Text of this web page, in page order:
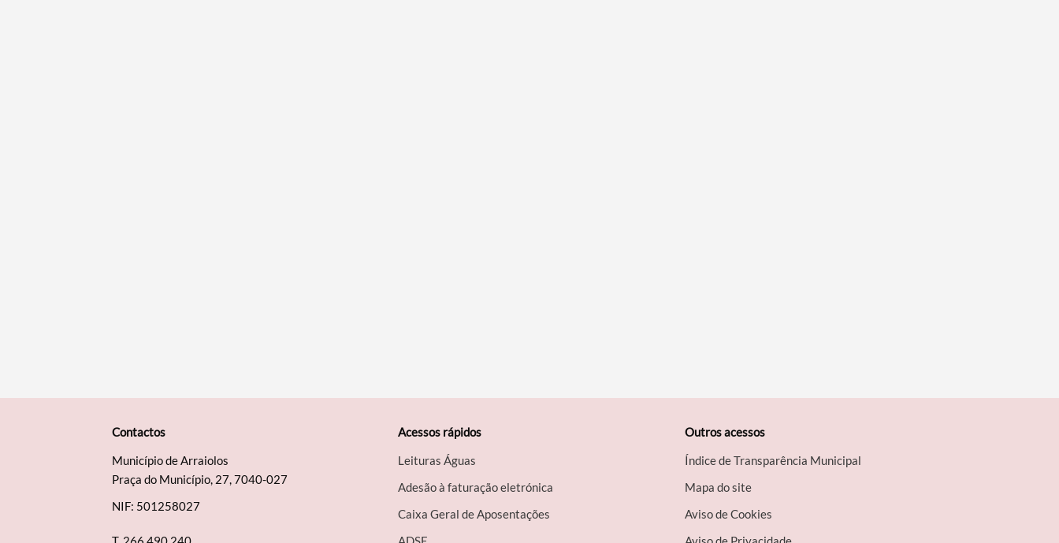
Contactos
Município de Arraiolos
Praça do Município, 27, 7040-027
NIF: 501258027
Acessos rápidos
Leituras Águas
Adesão à faturação eletrónica
Caixa Geral de Aposentações
Outros acessos
Índice de Transparência Municipal
Mapa do site
Aviso de Cookies